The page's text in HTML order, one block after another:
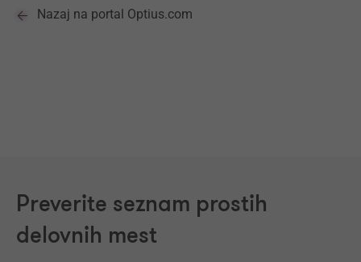
Nazaj na portal Optius.com
Preverite seznam prostih
delovnih mest